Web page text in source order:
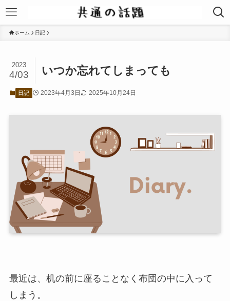
ホーム 日記
いつか忘れてしまっても
2023
4/03
日記 2023年4月3日 2025年10月24日
最近は、机の前に座ることなく布団の中に入って
しまう。